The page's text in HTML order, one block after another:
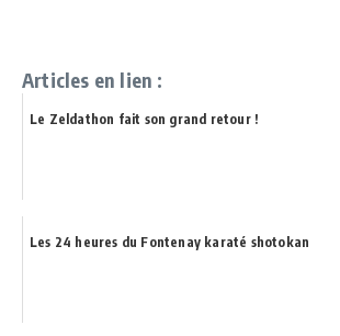
Articles en lien :
Le Zeldathon fait son grand retour !
Les 24 heures du Fontenay karaté shotokan